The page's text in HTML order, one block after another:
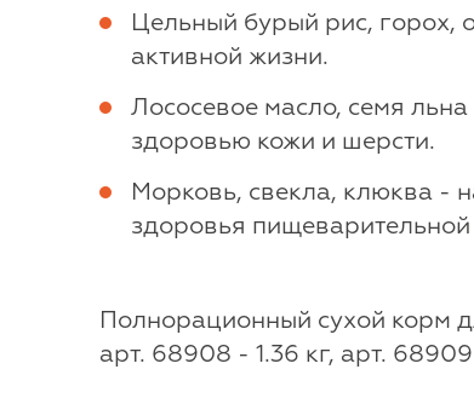
Цельный бурый рис, горох,
активной жизни.
Лососевое масло, семя
здоровью кожи и шерсти.
Морковь, свекла, клюква -
здоровья
Полнорационный сухой корм
арт. 68908 - 1.36 кг, арт.